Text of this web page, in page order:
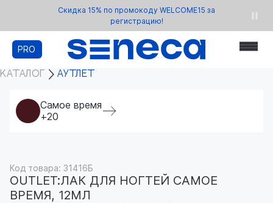
Скидка 15% по промокоду WELCOME15 за
регистрацию!
PRO
КАТАЛОГ АУТЛЕТ
Код товара: 31416Б
OUTLET:ЛАК ДЛЯ НОГТЕЙ САМОЕ
ВРЕМЯ, 12МЛ
Самое время
+20